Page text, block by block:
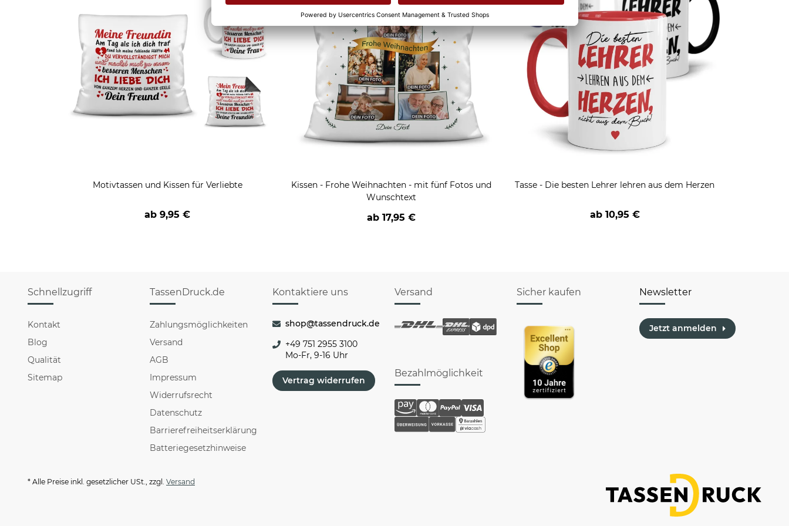
Motivtassen und Kissen für Verliebte
ab9,95 €
Kissen - Frohe Weihnachten - mit fünf Fotos und
Wunschtext
ab 17,95 €
Tasse - Die besten Lehrer lehren aus dem Herzen
ab 10,95 €
Schnellzugriff
Kontakt
Blog
Qualität
Sitemap
TassenDruck.de
Zahlungsmöglichkeiten
Versand
AGB
Impressum
Widerrufsrecht
Datenschutz
Barrierefreiheitserklärung
Batteriegesetzhinweise
Kontaktiere uns
shop@tassendruck.de
+49 751 2955 3100
Mo-Fr, 9-16 Uhr
Vertrag widerrufen
Versand
Bezahlmöglichkeit
Sicher kaufen Newsletter
Jetzt anmelden
* Alle Preise inkl. gesetzlicher USt., zzgl. Versand